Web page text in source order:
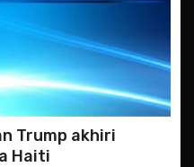
Trump akhiri
Haiti